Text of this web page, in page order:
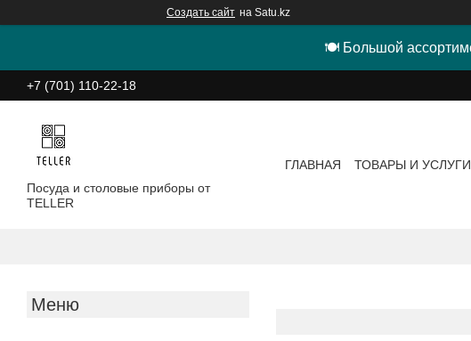
Создать сайт на Satu.kz
🍽 Большой
+7 (701) 110-22-18
Посуда и столовые приборы от
TELLER
ГЛАВНАЯ ТОВАРЫ И УСЛУГИ